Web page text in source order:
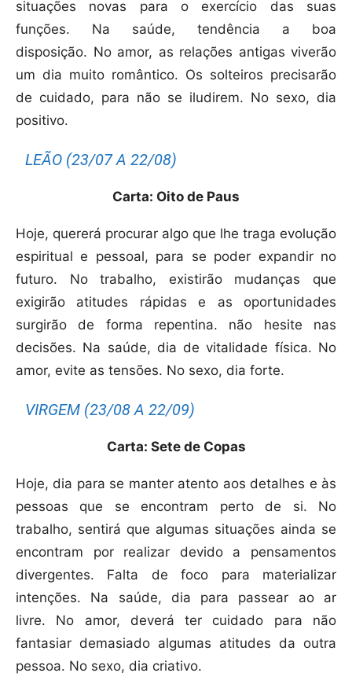
situações novas para o exercício das suas
funções. Na saúde, tendência a boa
disposição. No amor, as relações antigas viverão
um dia muito romântico. Os solteiros precisarão
de cuidado, para não se iludirem. No sexo, dia
positivo.
LEÃO (23/07 A 22/08)
Carta: Oito de Paus
Hoje, quererá procurar algo que lhe traga evolução
espiritual e pessoal, para se poder expandir no
futuro. No trabalho, existirão mudanças que
exigirão atitudes rápidas e as oportunidades
surgirão de forma repentina. não hesite nas
decisões. Na saúde, dia de vitalidade física. No
amor, evite as tensões. No sexo, dia forte.
VIRGEM (23/08 A 22/09)
Carta: Sete de Copas
Hoje, dia para se manter atento aos detalhes e às
pessoas que se encontram perto de si. No
trabalho, sentirá que algumas situações ainda se
encontram por realizar devido a pensamentos
divergentes. Falta de foco para materializar
intenções. Na saúde, dia para passear ao ar
livre. No amor, deverá ter cuidado para não
fantasiar demasiado algumas atitudes da outra
pessoa. No sexo, dia criativo.